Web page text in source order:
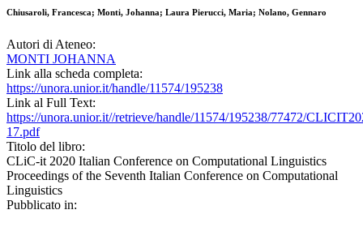
Chiusaroli, Francesca; Monti, Johanna; Laura Pierucci, Maria; Nolano, Gennaro
Autori di Ateneo:
MONTI JOHANNA
Link alla scheda completa:
https://unora.unior.it/handle/11574/195238
Link al Full Text:
https://unora.unior.it//retrieve/handle/11574/195238/77472/
17.pdf
Titolo del libro:
CLiC-it 2020 Italian Conference on Computational Linguistics
Proceedings of the Seventh Italian Conference on Computational
Linguistics
Pubblicato in: